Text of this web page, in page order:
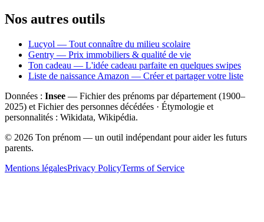
Nos autres outils
Lucyol — Tout connaître du milieu scolaire
Gentry — Prix immobiliers & qualité de vie
Ton cadeau — L'idée cadeau parfaite en quelques swipes
Liste de naissance Amazon — Créer et partager votre liste
Données : Insee — Fichier des prénoms par département (1900–
2025) et Fichier des personnes décédées · Étymologie et
personnalités : Wikidata, Wikipédia.
© 2026 Ton prénom — un outil indépendant pour aider les futurs
parents.
Mentions légalesPrivacy PolicyTerms of Service